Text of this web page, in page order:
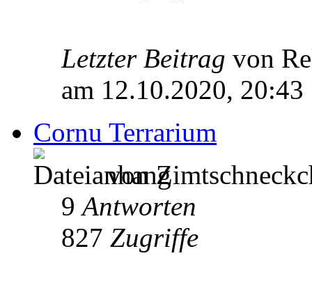
Letzter Beitrag von
am 12.10.2020, 20:43
Cornu Terrarium
von
9Antworten
827 Zugriffe